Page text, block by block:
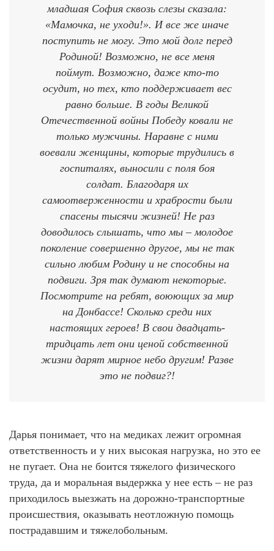
младшая София сквозь слезы сказала:
«Мамочка, не уходи!». И все же иначе
поступить не могу. Это мой долг перед
Родиной! Возможно, не все меня
поймут. Возможно, даже кто-то
осудит, но тех, кто поддерживает вес
равно больше. В годы Великой
Отечественной войны Победу ковали не
только мужчины. Наравне с ними
воевали женщины, которые трудились в
госпиталях, выносили с поля боя
солдат. Благодаря их
самоотверженности и храбрости были
спасены тысячи жизней! Не раз
доводилось слышать, что мы – молодое
поколение совершенно другое, мы не так
сильно любим Родину и не способны на
подвиги. Зря так думают некоторые.
Посмотрите на ребят, воюющих за мир
на Донбассе! Сколько среди них
настоящих героев! В свои двадцать-
тридцать лет они ценой собственной
жизни дарят мирное небо другим! Разве
это не подвиг?!
Дарья понимает, что на медиках лежит огромная
ответственность и у них высокая нагрузка, но это ее
не пугает. Она не боится тяжелого физического
труда, да и моральная выдержка у нее есть – не раз
приходилось выезжать на дорожно-транспортные
происшествия, оказывать неотложную помощь
пострадавшим и тяжелобольным.